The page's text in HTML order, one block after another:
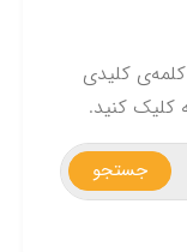
کلیدی
کلیک کنید.
جستجو